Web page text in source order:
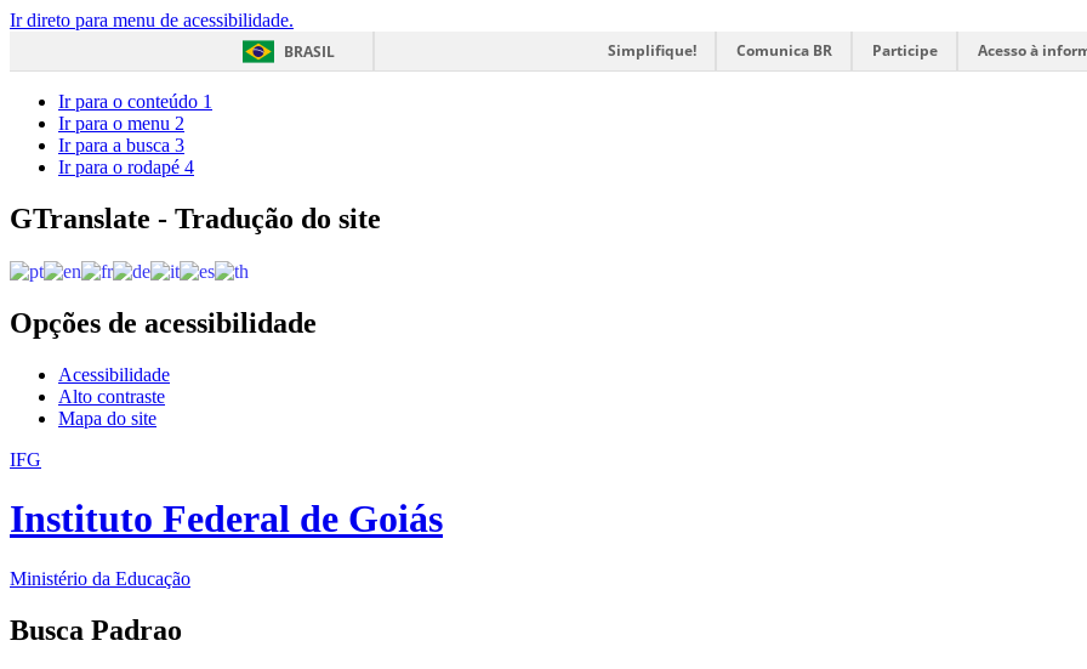
Ir direto para menu de acessibilidade.
BRASIL
Simplifique! Comunica BR Participe Acesso à
Ir para o conteúdo 1
Ir para o menu 2
Ir para a busca 3
Ir para o rodapé 4
GTranslate - Tradução do site
Opções de acessibilidade
Acessibilidade
Alto contraste
Mapa do site
IFG
Instituto Federal de Goiás
Ministério da Educação
Busca Padrao